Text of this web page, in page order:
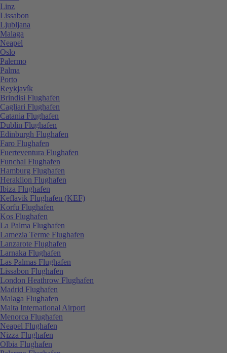
Linz
Lissabon
Ljubljana
Malaga
Neapel
Oslo
Palermo
Palma
Porto
Reykjavík
Brindisi Flughafen
Cagliari Flughafen
Catania Flughafen
Dublin Flughafen
Edinburgh Flughafen
Faro Flughafen
Fuerteventura Flughafen
Funchal Flughafen
Hamburg Flughafen
Heraklion Flughafen
Ibiza Flughafen
Keflavik Flughafen (KEF)
Korfu Flughafen
Kos Flughafen
La Palma Flughafen
Lamezia Terme Flughafen
Lanzarote Flughafen
Larnaka Flughafen
Las Palmas Flughafen
Lissabon Flughafen
London Heathrow Flughafen
Madrid Flughafen
Malaga Flughafen
Malta International Airport
Menorca Flughafen
Neapel Flughafen
Nizza Flughafen
Olbia Flughafen